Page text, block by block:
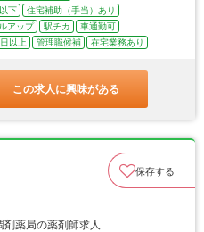
下
住宅補助（手当）あり
アップ 駅チカ
車通勤可
以上 管理職候補 在宅業務あり
この求人に興味がある
保存する
薬局の薬剤師求人